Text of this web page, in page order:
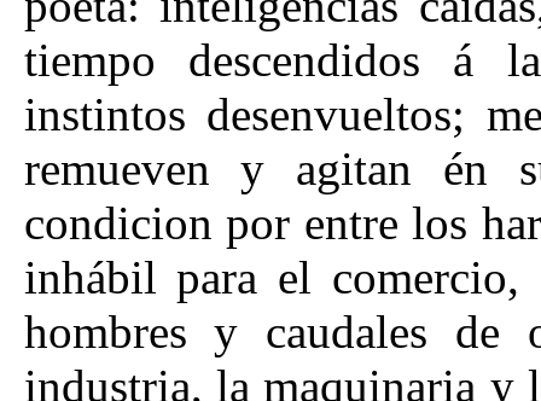
tiempo descendidos á
instintos desenvueltos;
remueven y agitan én
condicion por entre los
inhábil para el comercio,
hombres y caudales de
industria, la maquinaria y